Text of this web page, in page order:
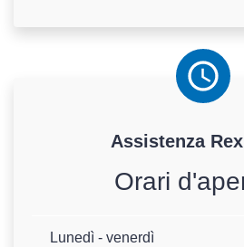
Assistenza Rex
Orari
Lunedì - venerdì